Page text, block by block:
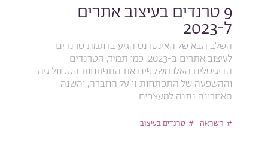
9 טרנדים בעיצוב אתרים
ל-2023
השלב הבא של האינטרנט הגיע בדוגמת טרנדים
לעיצוב אתרים ב-2023. כמו תמיד, הטרנדים
הדיגיטלים האלו משקפים את התפתחות הטכנולוגיה
וההשפעה של התפתחות זו על החברה, והשנה
האחרונה נתנה למעצבים...
השראה טרנדים בעיצוב